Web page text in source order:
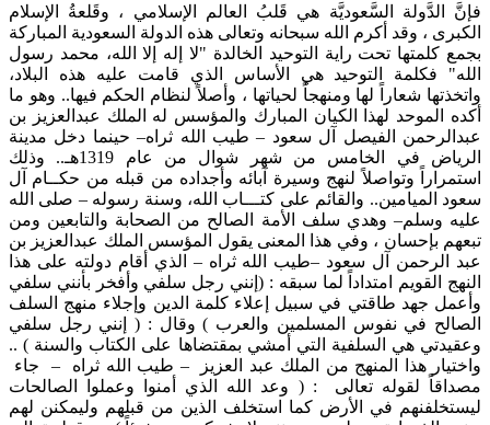
فإنَّ الدَّولة السَّعوديَّة هي قَلبُ العالم الإسلامي ، وقَلعةُ الإسلام
الكبرى ، وقد أكرم الله سبحانه وتعالى هذه الدولة السعودية المباركة
بجمع كلمتها تحت راية التوحيد الخالدة "لا إله إلا الله، محمد رسول
الله" فكلمة التوحيد هي الأساس الذي قامت عليه هذه البلاد،
واتخذتها شعاراً لها ومنهجاً لحياتها ، وأصلاً لنظام الحكم فيها.. وهو ما
أكده الموحد لهذا الكيان المبارك والمؤسس له الملك عبدالعزيز بن
عبدالرحمن الفيصل آل سعود – طيب الله ثراه– حينما دخل مدينة
الرياض في الخامس من شهر شوال من عام 1319هـ.. وذلك
استمراراً وتواصلاً لنهج وسيرة آبائه وأجداده من قبله من حكــام آل
سعود الميامين.. والقائم على كتـــاب الله، وسنة رسوله – صلى الله
عليه وسلم– وهدي سلف الأمة الصالح من الصحابة والتابعين ومن
تبعهم بإحسان ، وفي هذا المعنى يقول المؤسس الملك عبدالعزيز بن
عبد الرحمن آل سعود –طيب الله ثراه – الذي أقام دولته على هذا
النهج القويم امتداداً لما سبقه : (إنني رجل سلفي وأفخر بأنني سلفي
وأعمل جهد طاقتي في سبيل إعلاء كلمة الدين وإجلاء منهج السلف
الصالح في نفوس المسلمين والعرب ) وقال : ( إنني رجل سلفي
وعقيدتي هي السلفية التي أمشي بمقتضاها على الكتاب والسنة ) ..
واختيار هذا المنهج من الملك عبد العزيز – طيب الله ثراه – جاء
مصداقاً لقوله تعالى : ( وعد الله الذي أمنوا وعملوا الصالحات
ليستخلفنهم في الأرض كما استخلف الذين من قبلهم وليمكنن لهم